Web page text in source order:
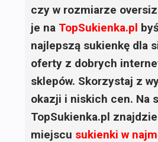
czy w rozmiarze
je na TopSukienka.pl
najlepszą sukienkę dla
oferty z dobrych
sklepów. Skorzystaj z
okazji i niskich cen. Na
TopSukienka.pl
miejscu sukienki w